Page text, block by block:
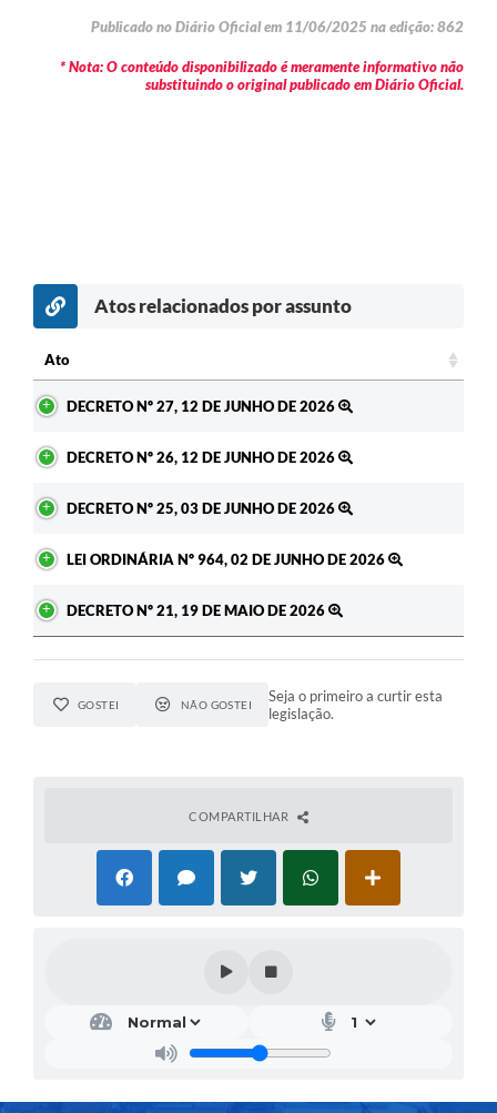
Publicado no Diário Oficial em 11/06/2025 na edição: 862
* Nota: O conteúdo disponibilizado é meramente informativo não
substituindo o original publicado em Diário Oficial.
Atos relacionados por assunto
Ato
DECRETO Nº 27, 12 DE JUNHO DE 2026
DECRETO Nº 26, 12 DE JUNHO DE 2026
DECRETO Nº 25, 03 DE JUNHO DE 2026
LEI ORDINÁRIA Nº 964, 02 DE JUNHO DE 2026
DECRETO Nº 21, 19 DE MAIO DE 2026
GOSTEI NÃO GOSTEI
Seja o primeiro a curtir esta
legislação.
COMPARTILHAR